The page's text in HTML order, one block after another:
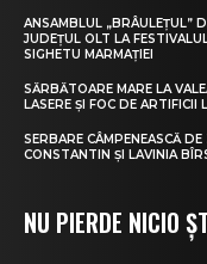
ANSAMBLUL „BRÂULEȚUL”
JUDEȚUL OLT LA
SIGHETU MARMAȚIEI
SĂRBĂTOARE MARE LA
LASERE ȘI FOC DE ARTIFICII
SERBARE CÂMPENEASCĂ
CONSTANTIN ȘI LAVINIA
NU PIERDE NICIO